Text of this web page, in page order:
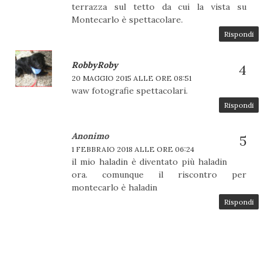
terrazza sul tetto da cui la vista su
Montecarlo è spettacolare.
Rispondi
RobbyRoby
20 MAGGIO 2015 ALLE ORE 08:51
waw fotografie spettacolari.
Rispondi
Anonimo
1 FEBBRAIO 2018 ALLE ORE 06:24
il mio haladin è diventato più haladin
ora. comunque il riscontro per
montecarlo è haladin
Rispondi